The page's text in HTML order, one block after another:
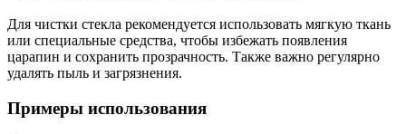
Для чистки стекла рекомендуется использовать мягкую ткань
или специальные средства, чтобы избежать появления
царапин и сохранить прозрачность. Также важно регулярно
удалять пыль и загрязнения.
Примеры использования